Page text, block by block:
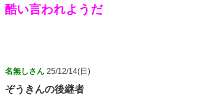
酷い言われようだ
名無しさん 25/12/14(日)
ぞうきんの後継者